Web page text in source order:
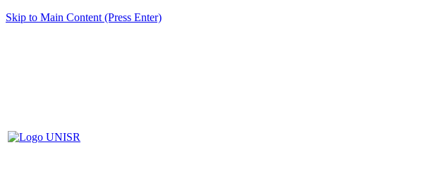
Skip to Main Content (Press Enter)